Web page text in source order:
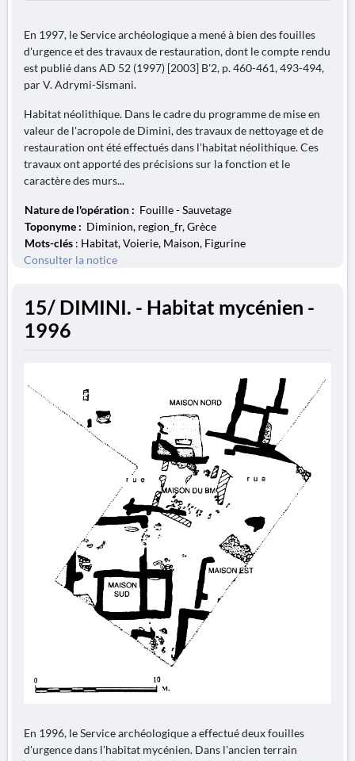
En 1997, le Service archéologique a mené à bien des fouilles
d'urgence et des travaux de restauration, dont le compte rendu
est publié dans AD 52 (1997) [2003] B'2, p. 460-461, 493-494,
par V. Adrymi-Sismani.
Habitat néolithique. Dans le cadre du programme de mise en
valeur de l'acropole de Dimini, des travaux de nettoyage et de
restauration ont été effectués dans l'habitat néolithique. Ces
travaux ont apporté des précisions sur la fonction et le
caractère des murs...
Nature de l'opération : Fouille - Sauvetage
Toponyme : Diminion, region_fr, Grèce
Mots-clés : Habitat, Voierie, Maison, Figurine
Consulter la notice
15/ DIMINI. - Habitat mycénien -
1996
En 1996, le Service archéologique a effectué deux fouilles
d'urgence dans l'habitat mycénien. Dans l'ancien terrain